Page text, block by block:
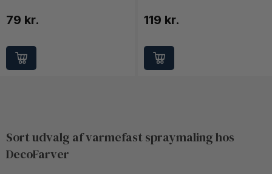
79 kr. 119 kr.
Sort udvalg af varmefast spraymaling hos
DecoFarver